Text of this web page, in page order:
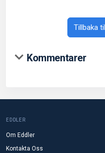
Tillbaka
Kommentarer
EDDLER
Om Eddler
Kontakta Oss